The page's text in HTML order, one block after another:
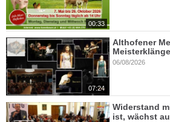
00:33
07:24
Althofener
06/08/2026
Widerstand
ist, wächst